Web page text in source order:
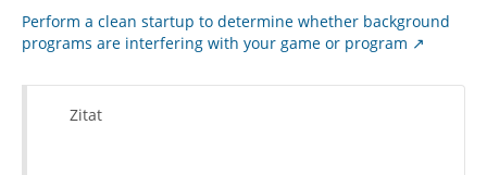
Perform a clean startup to determine whether background
programs are interfering with your game or program
Zitat